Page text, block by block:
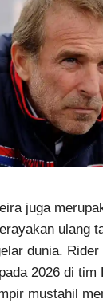
juga
ulang
dunia.
2026 di tim
mustahil